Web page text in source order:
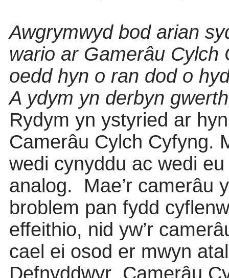
Awgrymwyd bod arian
wario ar Gamerâu Cylch
oedd hyn o ran dod o
A ydym yn derbyn
Rydym yn ystyried ar
Camerâu Cylch Cyfyng.
wedi cynyddu ac wedi
analog.
Mae’r camerâu
broblem pan fydd
effeithio, nid yw’r
cael ei osod er mwyn
Defnyddwyr Camerâu